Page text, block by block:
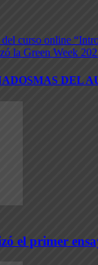
curso online
la Green Week
MAS DEL
el primer